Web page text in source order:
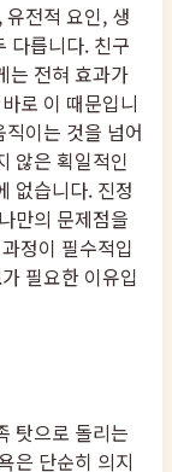
전적 요인, 생
다릅니다. 친구
는 전혀 효과가
로 이 때문입니
이는 것을 넘어
않은 획일적인
없습니다. 진정
만의 문제점을
정이 필수적입
가 필요한 이유입
탓으로 돌리는
은 단순히 의지